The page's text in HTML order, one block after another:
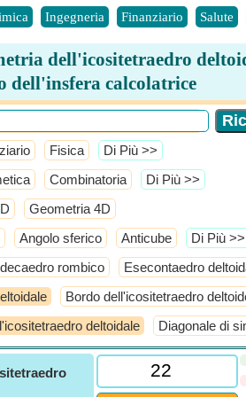
Ingegneria Finanziario Salute
dell'icositetraedro
dell'insfera calcolatrice
Fisica ​Di Più >>
Combinatoria ​Di Più >>
Geometria 4D
Angolo sferico Anticube ​Di Più >>
rombico Esecontaedro
Bordo dell'icositetraedro
deltoidale Diagonale di